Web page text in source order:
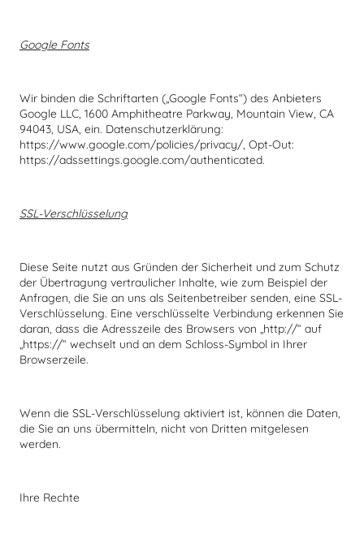
Google Fonts
Wir binden die Schriftarten („Google Fonts“) des Anbieters
Google LLC, 1600 Amphitheatre Parkway, Mountain View, CA
94043, USA, ein. Datenschutzerklärung:
https://www.google.com/policies/privacy/, Opt-Out:
https://adssettings.google.com/authenticated.
SSL-Verschlüsselung
Diese Seite nutzt aus Gründen der Sicherheit und zum Schutz
der Übertragung vertraulicher Inhalte, wie zum Beispiel der
Anfragen, die Sie an uns als Seitenbetreiber senden, eine SSL-
Verschlüsselung. Eine verschlüsselte Verbindung erkennen Sie
daran, dass die Adresszeile des Browsers von „http://“ auf
„https://“ wechselt und an dem Schloss-Symbol in Ihrer
Browserzeile.
Wenn die SSL-Verschlüsselung aktiviert ist, können die Daten,
die Sie an uns übermitteln, nicht von Dritten mitgelesen
werden.
Ihre Rechte